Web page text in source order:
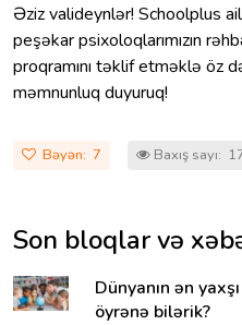
Əziz valideynlər! Schoolplus
peşəkar psixoloqlarımızın
proqramını təklif etməklə öz
məmnunluq duyuruq!
Bəyən: 7 Baxış sayı:
Son bloqlar və
Dünyanın ən
öyrənə bilərik?